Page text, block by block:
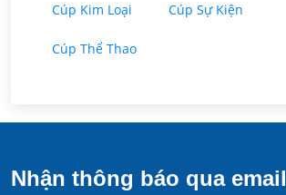
Cúp Kim Loại Cúp Sự Kiện
Cúp Thể Thao
Nhận thông báo qua email